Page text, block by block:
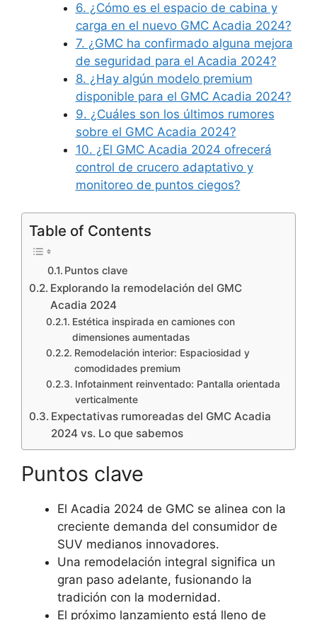
6. ¿Cómo es el espacio de cabina y
carga en el nuevo GMC Acadia 2024?
7. ¿GMC ha confirmado alguna mejora
de seguridad para el Acadia 2024?
8. ¿Hay algún modelo premium
disponible para el GMC Acadia 2024?
9. ¿Cuáles son los últimos rumores
sobre el GMC Acadia 2024?
10. ¿El GMC Acadia 2024 ofrecerá
control de crucero adaptativo y
monitoreo de puntos ciegos?
Table of Contents
Puntos clave
Explorando la remodelación del GMC
Acadia 2024
Estética inspirada en camiones con
dimensiones aumentadas
Remodelación interior: Espaciosidad y
comodidades premium
Infotainment reinventado: Pantalla orientada
verticalmente
Expectativas rumoreadas del GMC Acadia
2024 vs. Lo que sabemos
Puntos clave
El Acadia 2024 de GMC se alinea con la
creciente demanda del consumidor de
SUV medianos innovadores.
Una remodelación integral significa un
gran paso adelante, fusionando la
tradición con la modernidad.
El próximo lanzamiento está lleno de